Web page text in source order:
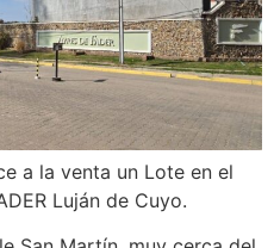
a la venta un Lote en el
Luján de Cuyo.